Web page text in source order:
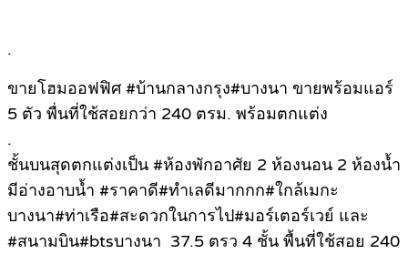
.
ขายโฮมออฟฟิศ #บ้านกลางกรุง#บางนา ขายพร้อมแอร์
5 ตัว พื่นที่ใช้สอยกว่า 240 ตรม. พร้อมตกแต่ง
.
ชั้นบนสุดตกแต่งเป็น #ห้องพักอาศัย 2 ห้องนอน 2 ห้องน้ำ
มีอ่างอาบน้ำ #ราคาดี#ทำเลดีมากกก#ใกล้เมกะ
บางนา#ท่าเรือ#สะดวกในการไป#มอร์เตอร์เวย์ และ
#สนามบิน#btsบางนา 37.5 ตรว 4 ชั้น พื้นที่ใช้สอย 240